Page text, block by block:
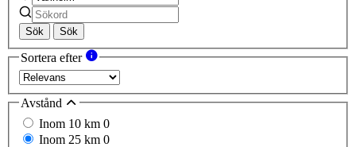
Sök Sök
Sortera efter
Avstånd
Inom 10 km 0
Inom 25 km 0